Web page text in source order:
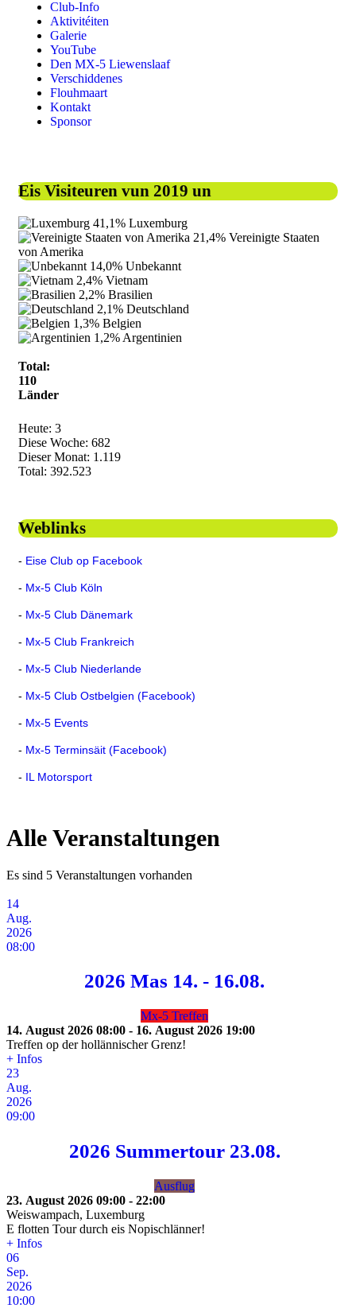
Club-Info
Aktivitéiten
Galerie
YouTube
Den MX-5 Liewenslaaf
Verschiddenes
Flouhmaart
Kontakt
Sponsor
Eis Visiteuren vun 2019 un
41,1% Luxemburg
21,4% Vereinigte Staaten
von Amerika
14,0% Unbekannt
2,4% Vietnam
2,2% Brasilien
2,1% Deutschland
1,3% Belgien
1,2% Argentinien
Total:
110
Länder
Heute: 3
Diese Woche: 682
Dieser Monat: 1.119
Total: 392.523
Weblinks
- Eise Club op Facebook
- Mx-5 Club Köln
- Mx-5 Club Dänemark
- Mx-5 Club Frankreich
- Mx-5 Club Niederlande
- Mx-5 Club Ostbelgien (Facebook)
- Mx-5 Events
- Mx-5 Terminsäit (Facebook)
- IL Motorsport
Alle Veranstaltungen
Es sind 5 Veranstaltungen vorhanden
14
Aug.
2026
08:00
2026 Mas 14. - 16.08.
Mx-5 Treffen
14. August 2026 08:00 - 16. August 2026 19:00
Treffen op der hollännischer Grenz!
+ Infos
23
Aug.
2026
09:00
2026 Summertour 23.08.
Ausflug
23. August 2026 09:00 - 22:00
Weiswampach, Luxemburg
E flotten Tour durch eis Nopischlänner!
+ Infos
06
Sep.
2026
10:00